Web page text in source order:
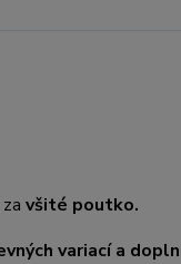
všité poutko.
variací a